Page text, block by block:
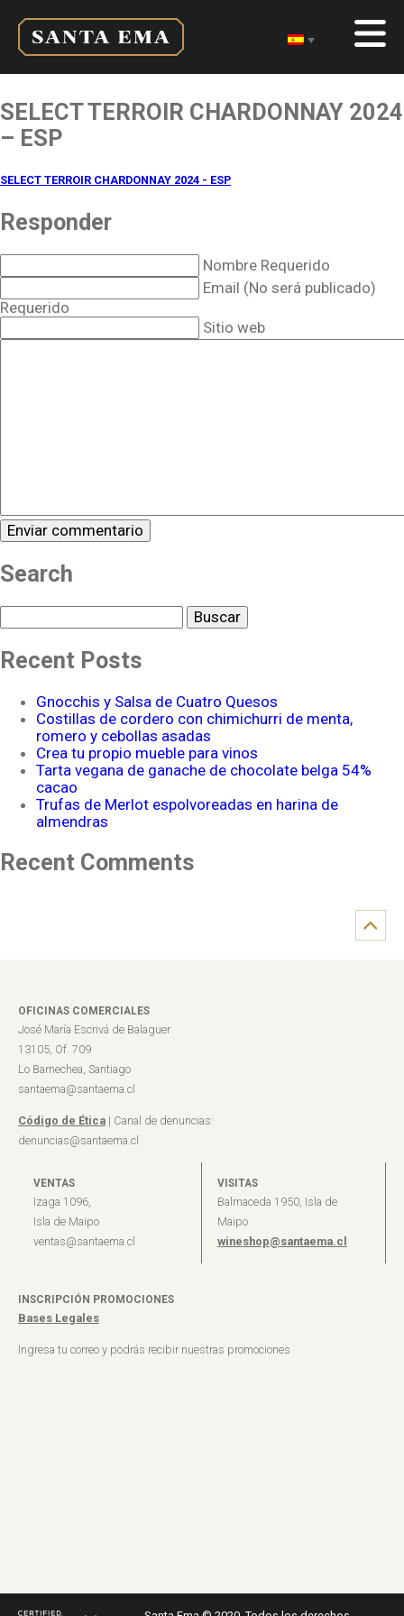
SELECT TERROIR CHARDONNAY 2024
– ESP
SELECT TERROIR CHARDONNAY 2024 - ESP
Responder
Nombre Requerido
Email (No será publicado)
Requerido
Sitio web
Search
Recent Posts
Gnocchis y Salsa de Cuatro Quesos
Costillas de cordero con chimichurri de menta,
romero y cebollas asadas
Crea tu propio mueble para vinos
Tarta vegana de ganache de chocolate belga 54%
cacao
Trufas de Merlot espolvoreadas en harina de
almendras
Recent Comments
OFICINAS COMERCIALES
José María Escrivá de Balaguer
13105, Of. 709
Lo Barnechea, Santiago
santaema@santaema.cl
Código de Ética | Canal de denuncias:
denuncias@santaema.cl
VENTAS
Izaga 1096,
Isla de Maipo
ventas@santaema.cl
VISITAS
Balmaceda 1950, Isla de
Maipo
wineshop@santaema.cl
INSCRIPCIÓN PROMOCIONES
Bases Legales
Ingresa tu correo y podrás recibir nuestras promociones